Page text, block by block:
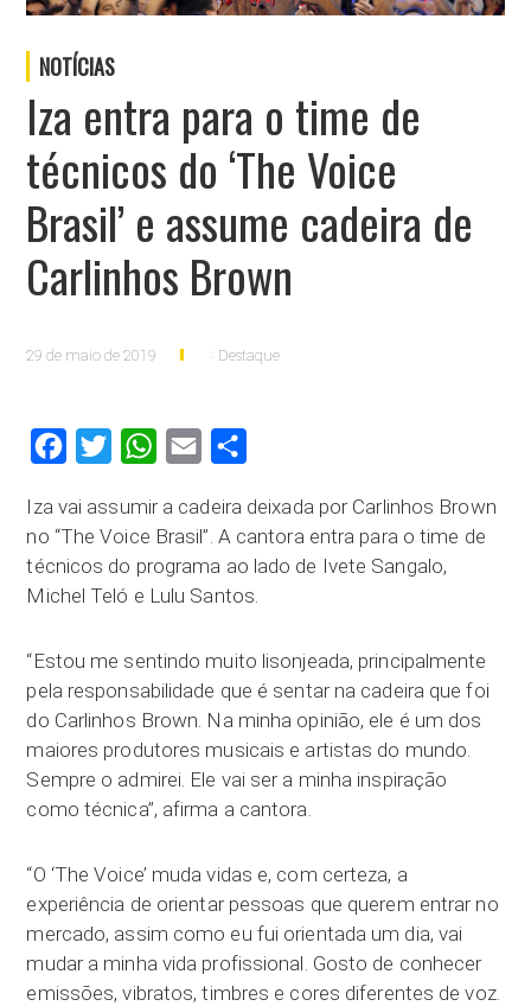
NOTÍCIAS
Iza entra para o time de
técnicos do ‘The Voice
Brasil’ e assume cadeira de
Carlinhos Brown
29 de maio de 2019 Destaque
FacebookTwitter WhatsApp
Email
Iza vai assumir a cadeira deixada por Carlinhos Brown
no “The Voice Brasil”. A cantora entra para o time de
técnicos do programa ao lado de Ivete Sangalo,
Michel Teló e Lulu Santos.
“Estou me sentindo muito lisonjeada, principalmente
pela responsabilidade que é sentar na cadeira que foi
do Carlinhos Brown. Na minha opinião, ele é um dos
maiores produtores musicais e artistas do mundo.
Sempre o admirei. Ele vai ser a minha inspiração
como técnica”, afirma a cantora.
“O ‘The Voice’ muda vidas e, com certeza, a
experiência de orientar pessoas que querem entrar no
mercado, assim como eu fui orientada um dia, vai
mudar a minha vida profissional. Gosto de conhecer
emissões, vibratos, timbres e cores diferentes de voz.